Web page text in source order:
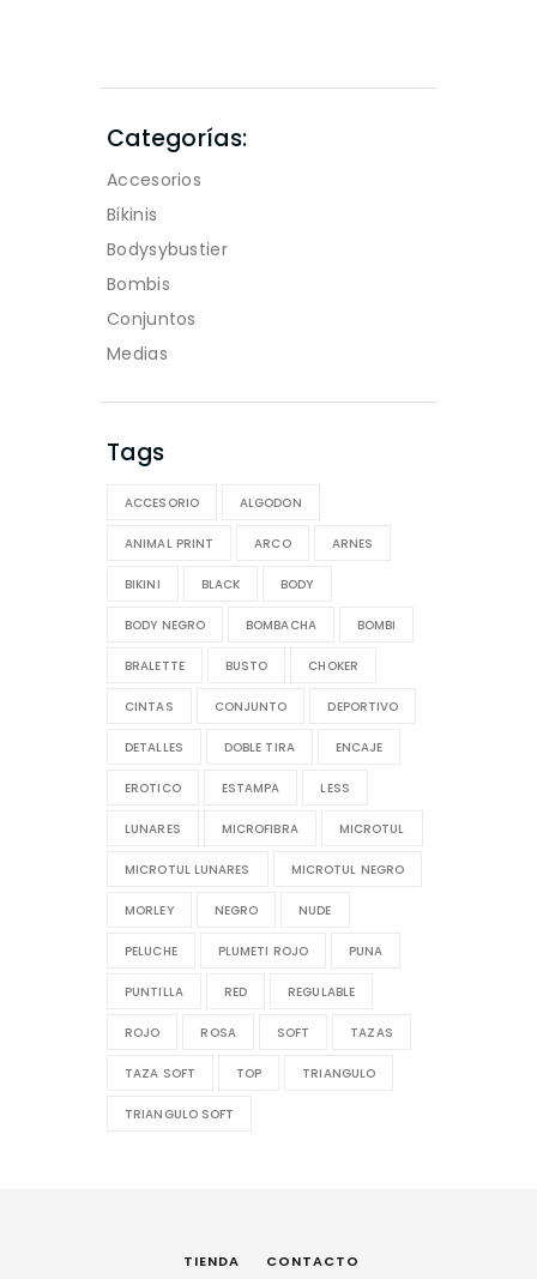
Categorías:
Accesorios
Bikinis
Bodysybustier
Bombis
Conjuntos
Medias
Tags
ACCESORIO ALGODON
ANIMAL PRINT ARCO ARNES
BIKINI BLACK BODY
BODY NEGRO BOMBACHA BOMBI
BRALETTE BUSTO CHOKER
CINTAS CONJUNTO DEPORTIVO
DETALLES DOBLE TIRA ENCAJE
EROTICO ESTAMPA LESS
LUNARES MICROFIBRA MICROTUL
MICROTUL LUNARES MICROTUL NEGRO
MORLEY NEGRO NUDE
PELUCHE PLUMETI ROJO PUNA
PUNTILLA RED REGULABLE
ROJO ROSA SOFT TAZAS
TAZA SOFT TOP TRIANGULO
TRIANGULO SOFT
TIENDA CONTACTO